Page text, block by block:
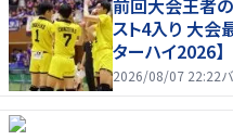
前回大会王者
スト4入り 大会
ターハイ2026】
2026/08/07 22:22